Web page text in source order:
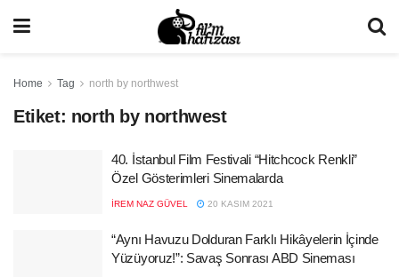
Home Tag north by northwest
Etiket: north by northwest
40. İstanbul Film Festivali “Hitchcock Renkli”
Özel Gösterimleri Sinemalarda
İREM NAZ GÜVEL 20 KASIM 2021
“Aynı Havuzu Dolduran Farklı Hikâyelerin İçinde
Yüzüyoruz!”: Savaş Sonrası ABD Sineması